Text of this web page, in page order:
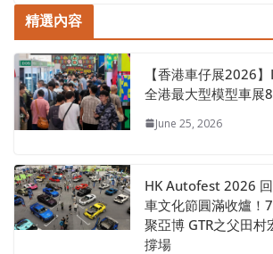
精選內容
【香港車仔展2026】
全港最大型模型車展
June 25, 2026
HK Autofest 2026
車文化節圓滿收爐！
聚亞博 GTR之父田
撐場